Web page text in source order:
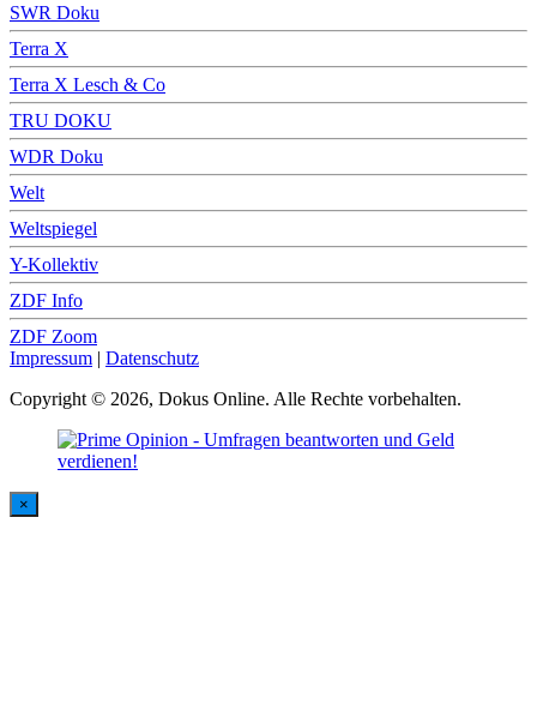
SWR Doku
Terra X
Terra X Lesch & Co
TRU DOKU
WDR Doku
Welt
Weltspiegel
Y-Kollektiv
ZDF Info
ZDF Zoom
Impressum | Datenschutz
Copyright © 2026, Dokus Online. Alle Rechte vorbehalten.
×